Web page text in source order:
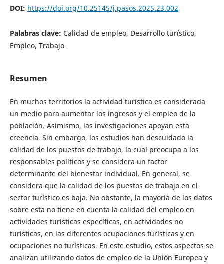
DOI: https://doi.org/10.25145/j.pasos.2025.23.002
Palabras clave: Calidad de empleo, Desarrollo turístico,
Empleo, Trabajo
Resumen
En muchos territorios la actividad turística es considerada
un medio para aumentar los ingresos y el empleo de la
población. Asimismo, las investigaciones apoyan esta
creencia. Sin embargo, los estudios han descuidado la
calidad de los puestos de trabajo, la cual preocupa a los
responsables políticos y se considera un factor
determinante del bienestar individual. En general, se
considera que la calidad de los puestos de trabajo en el
sector turístico es baja. No obstante, la mayoría de los datos
sobre esta no tiene en cuenta la calidad del empleo en
actividades turísticas específicas, en actividades no
turísticas, en las diferentes ocupaciones turísticas y en
ocupaciones no turísticas. En este estudio, estos aspectos se
analizan utilizando datos de empleo de la Unión Europea y